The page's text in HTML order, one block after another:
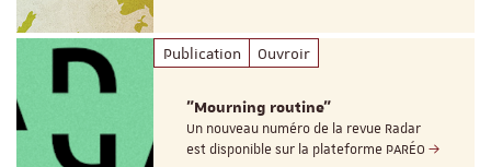
Publication Ouvroir
"Mourning routine"
Un nouveau numéro de la revue Radar
est disponible sur la plateforme PARÉO